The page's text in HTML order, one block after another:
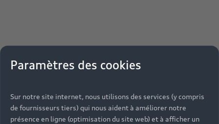
Paramètres des cookies
Sur notre site internet, nous utilisons des services (y compris
de fournisseurs tiers) qui nous aident à améliorer notre
présence en ligne (optimisation du site web) et à afficher un